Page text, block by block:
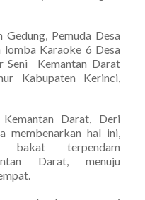
Pemuda Desa
lomba Karaoke 6 Desa
Seni Kemantan Darat
Kabupaten Kerinci,
Darat, Deri
membenarkan hal ini,
bakat terpendam
Darat, menuju